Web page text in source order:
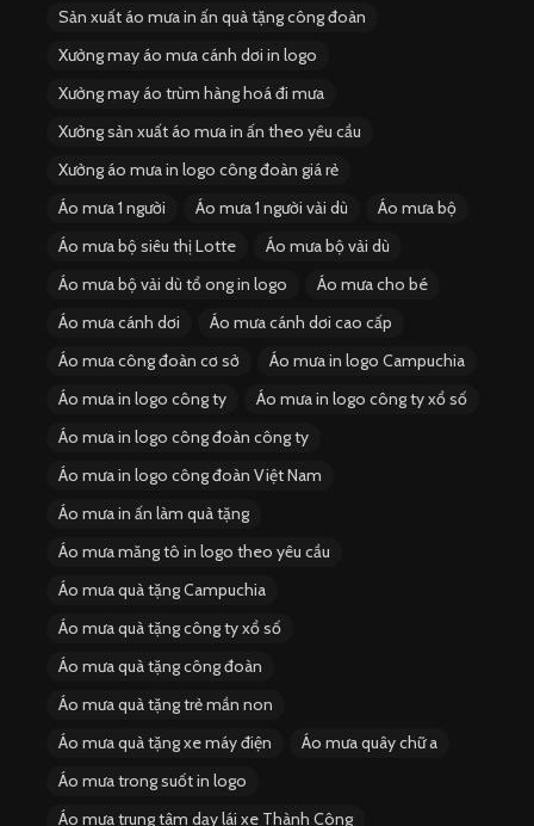
Sản xuất áo mưa in ấn quà tặng công đoàn
Xưởng may áo mưa cánh dơi in logo
Xưởng may áo trùm hàng hoá đi mưa
Xưởng sản xuất áo mưa in ấn theo yêu cầu
Xưởng áo mưa in logo công đoàn giá rẻ
Áo mưa 1 người
Áo mưa 1 người vải dù
Áo mưa bộ
Áo mưa bộ siêu thị Lotte
Áo mưa bộ vải dù
Áo mưa bộ vải dù tổ ong in logo
Áo mưa cho bé
Áo mưa cánh dơi
Áo mưa cánh dơi cao cấp
Áo mưa công đoàn cơ sở
Áo mưa in logo Campuchia
Áo mưa in logo công ty
Áo mưa in logo công ty xổ số
Áo mưa in logo công đoàn công ty
Áo mưa in logo công đoàn Việt Nam
Áo mưa in ấn làm quà tặng
Áo mưa măng tô in logo theo yêu cầu
Áo mưa quà tặng Campuchia
Áo mưa quà tặng công ty xổ số
Áo mưa quà tặng công đoàn
Áo mưa quà tặng trẻ mần non
Áo mưa quà tặng xe máy điện
Áo mưa quây chữ a
Áo mưa trong suốt in logo
Áo mưa trung tâm dạy lái xe Thành Công